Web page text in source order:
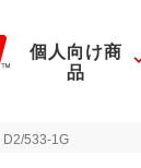
個人向け商
品
D2/533-1G